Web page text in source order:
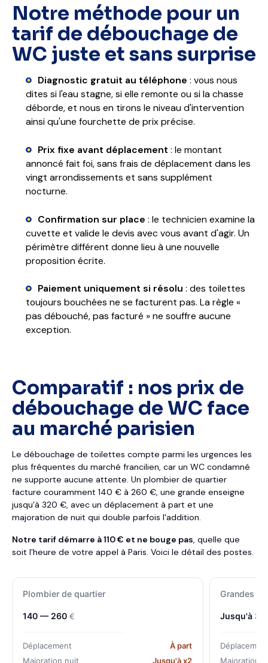
Notre méthode pour un
tarif de débouchage de
WC juste et sans surprise
Diagnostic gratuit au téléphone : vous nous
dites si l'eau stagne, si elle remonte ou si la chasse
déborde, et nous en tirons le niveau d'intervention
ainsi qu'une fourchette de prix précise.
Prix fixe avant déplacement : le montant
annoncé fait foi, sans frais de déplacement dans les
vingt arrondissements et sans supplément
nocturne.
Confirmation sur place : le technicien examine la
cuvette et valide le devis avec vous avant d'agir. Un
périmètre différent donne lieu à une nouvelle
proposition écrite.
Paiement uniquement si résolu : des toilettes
toujours bouchées ne se facturent pas. La règle «
pas débouché, pas facturé » ne souffre aucune
exception.
Comparatif : nos prix de
débouchage de WC face
au marché parisien
Le débouchage de toilettes compte parmi les urgences les
plus fréquentes du marché francilien, car un WC condamné
ne supporte aucune attente. Un plombier de quartier
facture couramment 140 € à 260 €, une grande enseigne
jusqu'à 320 €, avec un déplacement à part et une
majoration de nuit qui double parfois l'addition.
Notre tarif démarre à 110 € et ne bouge pas, quelle que
soit l'heure de votre appel à Paris. Voici le détail des postes.
Plombier de quartier
140 — 260 €
Déplacement
À part
Majoration nuit
Jusqu'à x2
Grandes
Jusqu'à
Majoration